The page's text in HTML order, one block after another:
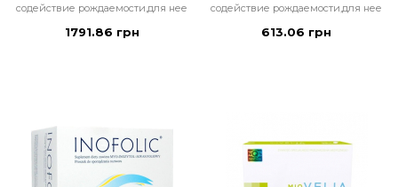
содействие рождаемости,для нее
1791.86 грн
содействие рождаемости,для нее
613.06 грн